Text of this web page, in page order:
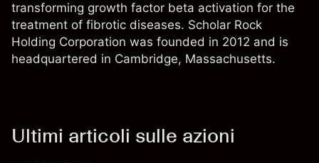
transforming growth factor beta activation for the
treatment of fibrotic diseases. Scholar Rock
Holding Corporation was founded in 2012 and is
headquartered in Cambridge, Massachusetts.
Ultimi articoli sulle azioni